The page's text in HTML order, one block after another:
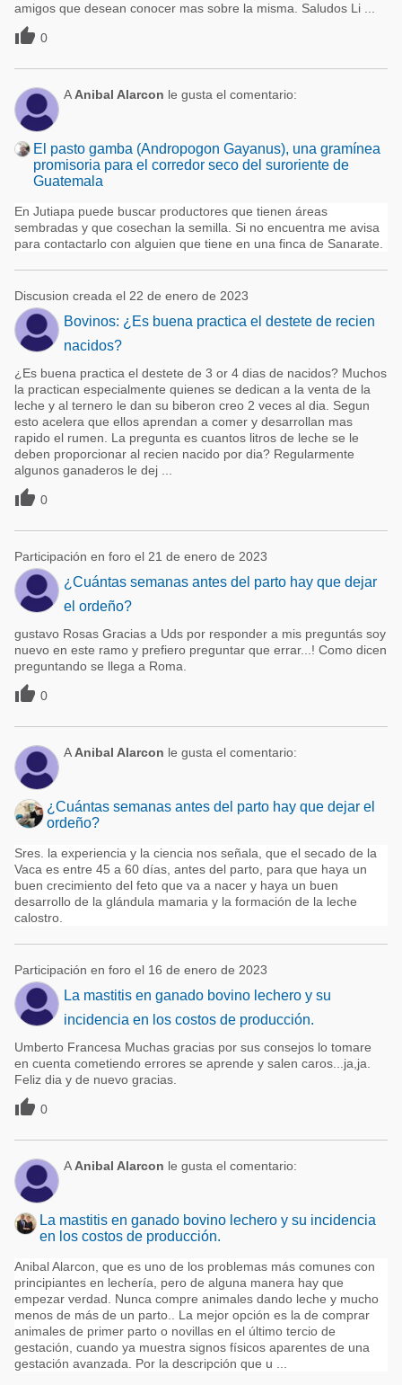
amigos que desean conocer mas sobre la misma. Saludos Li ...
 0
A Anibal Alarcon le gusta el comentario:
El pasto gamba (Andropogon Gayanus), una gramínea
promisoria para el corredor seco del suroriente de
Guatemala
En Jutiapa puede buscar productores que tienen áreas
sembradas y que cosechan la semilla. Si no encuentra me avisa
para contactarlo con alguien que tiene en una finca de Sanarate.
Discusion creada el 22 de enero de 2023
Bovinos: ¿Es buena practica el destete de recien
nacidos?
¿Es buena practica el destete de 3 or 4 dias de nacidos? Muchos
la practican especialmente quienes se dedican a la venta de la
leche y al ternero le dan su biberon creo 2 veces al dia. Segun
esto acelera que ellos aprendan a comer y desarrollan mas
rapido el rumen. La pregunta es cuantos litros de leche se le
deben proporcionar al recien nacido por dia? Regularmente
algunos ganaderos le dej ...
 0
Participación en foro el 21 de enero de 2023
¿Cuántas semanas antes del parto hay que dejar
el ordeño?
gustavo Rosas Gracias a Uds por responder a mis preguntás soy
nuevo en este ramo y prefiero preguntar que errar...! Como dicen
preguntando se llega a Roma.
 0
A Anibal Alarcon le gusta el comentario:
¿Cuántas semanas antes del parto hay que dejar el
ordeño?
Sres. la experiencia y la ciencia nos señala, que el secado de la
Vaca es entre 45 a 60 días, antes del parto, para que haya un
buen crecimiento del feto que va a nacer y haya un buen
desarrollo de la glándula mamaria y la formación de la leche
calostro.
Participación en foro el 16 de enero de 2023
La mastitis en ganado bovino lechero y su
incidencia en los costos de producción.
Umberto Francesa Muchas gracias por sus consejos lo tomare
en cuenta cometiendo errores se aprende y salen caros...ja,ja.
Feliz dia y de nuevo gracias.
 0
A Anibal Alarcon le gusta el comentario:
La mastitis en ganado bovino lechero y su incidencia
en los costos de producción.
Anibal Alarcon, que es uno de los problemas más comunes con
principiantes en lechería, pero de alguna manera hay que
empezar verdad. Nunca compre animales dando leche y mucho
menos de más de un parto.. La mejor opción es la de comprar
animales de primer parto o novillas en el último tercio de
gestación, cuando ya muestra signos físicos aparentes de una
gestación avanzada. Por la descripción que u ...